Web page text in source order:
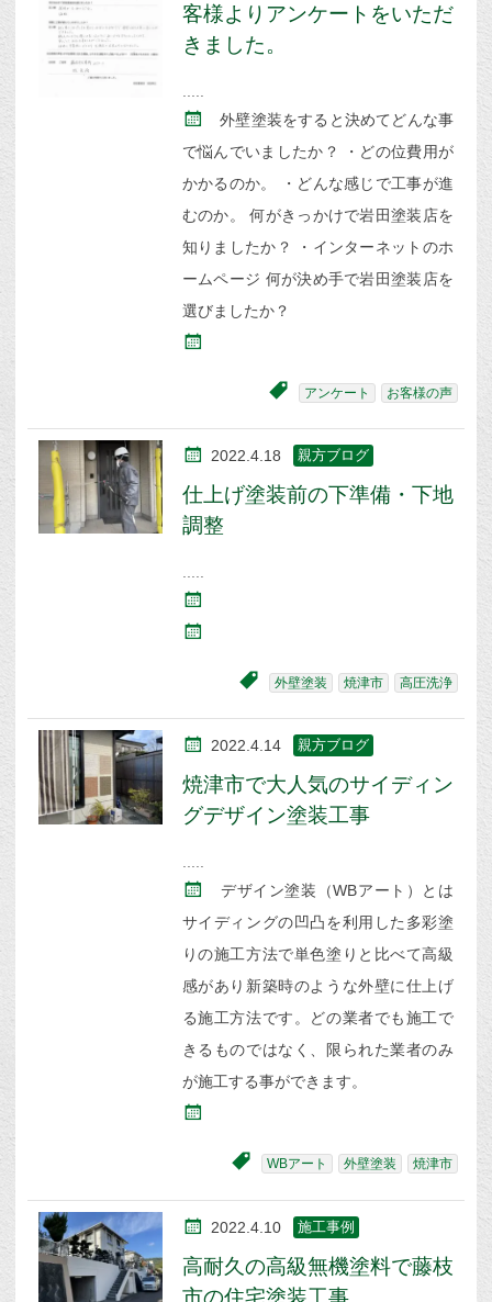
客様よりアンケートをいただ
きました。
外壁塗装をすると決めてどんな事
で悩んでいましたか？ ・どの位費用が
かかるのか。 ・どんな感じで工事が進
むのか。 何がきっかけで岩田塗装店を
知りましたか？ ・インターネットのホ
ームページ 何が決め手で岩田塗装店を
選びましたか？
アンケート お客様の声
2022.4.18 親方ブログ
仕上げ塗装前の下準備・下地
調整
外壁塗装 焼津市 高圧洗浄
2022.4.14 親方ブログ
焼津市で大人気のサイディン
グデザイン塗装工事
デザイン塗装（WBアート）とは
サイディングの凹凸を利用した多彩塗
りの施工方法で単色塗りと比べて高級
感があり新築時のような外壁に仕上げ
る施工方法です。どの業者でも施工で
きるものではなく、限られた業者のみ
が施工する事ができます。
WBアート 外壁塗装 焼津市
2022.4.10 施工事例
高耐久の高級無機塗料で藤枝
市の住宅塗装工事